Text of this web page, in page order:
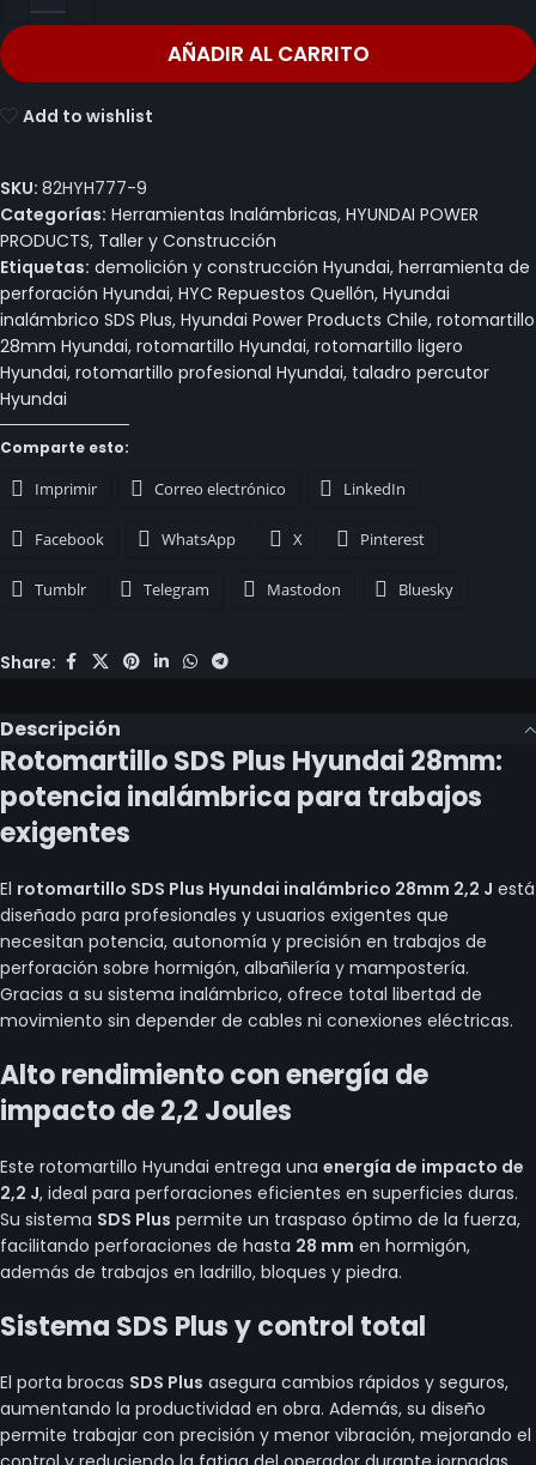
AÑADIR AL CARRITO
Add to wishlist
SKU: 82HYH777-9
Categorías: Herramientas Inalámbricas, HYUNDAI POWER
PRODUCTS, Taller y Construcción
Etiquetas: demolición y construcción Hyundai, herramienta de
perforación Hyundai, HYC Repuestos Quellón, Hyundai
inalámbrico SDS Plus, Hyundai Power Products Chile, rotomartillo
28mm Hyundai, rotomartillo Hyundai, rotomartillo ligero
Hyundai, rotomartillo profesional Hyundai, taladro percutor
Hyundai
Comparte esto:
Imprimir Correo electrónico LinkedIn
Facebook WhatsApp X Pinterest
Tumblr Telegram Mastodon Bluesky
Share:
Descripción
Rotomartillo SDS Plus Hyundai 28mm:
potencia inalámbrica para trabajos
exigentes
El rotomartillo SDS Plus Hyundai inalámbrico 28mm 2,2 J está
diseñado para profesionales y usuarios exigentes que
necesitan potencia, autonomía y precisión en trabajos de
perforación sobre hormigón, albañilería y mampostería.
Gracias a su sistema inalámbrico, ofrece total libertad de
movimiento sin depender de cables ni conexiones eléctricas.
Alto rendimiento con energía de
impacto de 2,2 Joules
Este rotomartillo Hyundai entrega una energía de impacto de
2,2 J, ideal para perforaciones eficientes en superficies duras.
Su sistema SDS Plus permite un traspaso óptimo de la fuerza,
facilitando perforaciones de hasta 28 mm en hormigón,
además de trabajos en ladrillo, bloques y piedra.
Sistema SDS Plus y control total
El porta brocas SDS Plus asegura cambios rápidos y seguros,
aumentando la productividad en obra. Además, su diseño
permite trabajar con precisión y menor vibración, mejorando el